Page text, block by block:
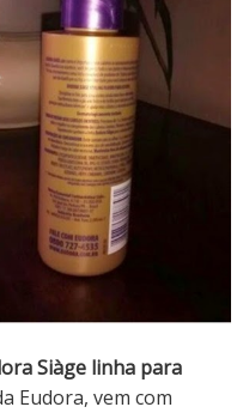
Siàge linha para
Eudora, vem com